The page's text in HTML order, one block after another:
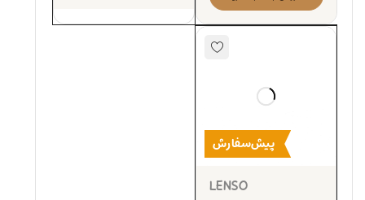
پیش‌سفارش
LENSO